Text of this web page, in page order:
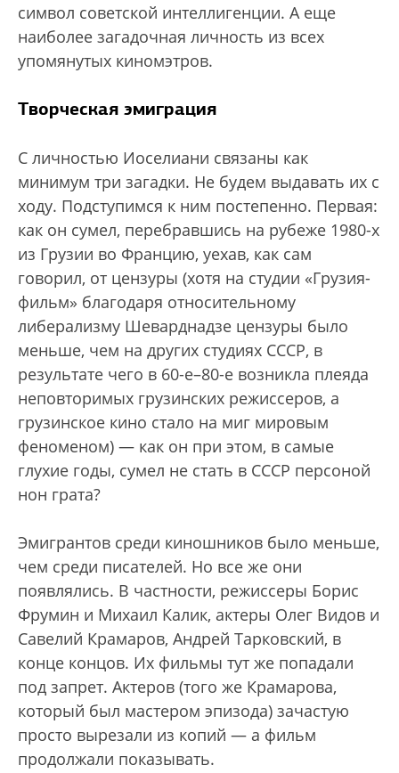
символ советской интеллигенции. А еще
наиболее загадочная личность из всех
упомянутых киномэтров.
Творческая эмиграция
С личностью Иоселиани связаны как
минимум три загадки. Не будем выдавать их с
ходу. Подступимся к ним постепенно. Первая:
как он сумел, перебравшись на рубеже 1980-х
из Грузии во Францию, уехав, как сам
говорил, от цензуры (хотя на студии «Грузия-
фильм» благодаря относительному
либерализму Шеварднадзе цензуры было
меньше, чем на других студиях СССР, в
результате чего в 60-е–80-е возникла плеяда
неповторимых грузинских режиссеров, а
грузинское кино стало на миг мировым
феноменом) — как он при этом, в самые
глухие годы, сумел не стать в СССР персоной
нон грата?
Эмигрантов среди киношников было меньше,
чем среди писателей. Но все же они
появлялись. В частности, режиссеры Борис
Фрумин и Михаил Калик, актеры Олег Видов и
Савелий Крамаров, Андрей Тарковский, в
конце концов. Их фильмы тут же попадали
под запрет. Актеров (того же Крамарова,
который был мастером эпизода) зачастую
просто вырезали из копий — а фильм
продолжали показывать.